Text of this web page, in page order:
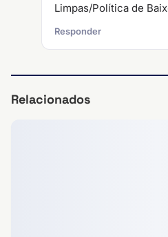
Limpas/Política de
Responder
Relacionados